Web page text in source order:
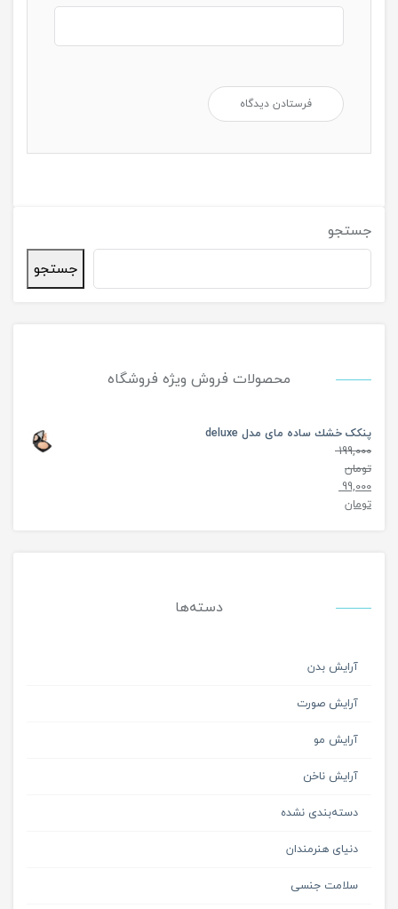
جستجو
جستجو
محصولات فروش ویژه فروشگاه
پنکک خشك ساده مای مدل deluxe
199,000
تومان
99,000
تومان
دسته‌ها
آرایش بدن
آرایش صورت
آرایش مو
آرایش ناخن
دسته‌بندی نشده
دنیای هنرمندان
سلامت جنسی